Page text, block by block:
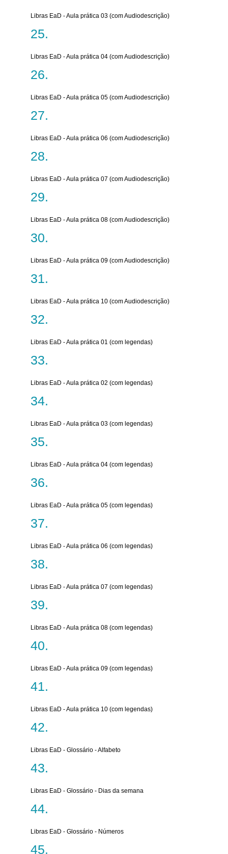
Libras EaD - Aula prática 03 (com Audiodescrição)
Libras EaD - Aula prática 04 (com Audiodescrição)
Libras EaD - Aula prática 05 (com Audiodescrição)
Libras EaD - Aula prática 06 (com Audiodescrição)
Libras EaD - Aula prática 07 (com Audiodescrição)
Libras EaD - Aula prática 08 (com Audiodescrição)
Libras EaD - Aula prática 09 (com Audiodescrição)
Libras EaD - Aula prática 10 (com Audiodescrição)
Libras EaD - Aula prática 01 (com legendas)
Libras EaD - Aula prática 02 (com legendas)
Libras EaD - Aula prática 03 (com legendas)
Libras EaD - Aula prática 04 (com legendas)
Libras EaD - Aula prática 05 (com legendas)
Libras EaD - Aula prática 06 (com legendas)
Libras EaD - Aula prática 07 (com legendas)
Libras EaD - Aula prática 08 (com legendas)
Libras EaD - Aula prática 09 (com legendas)
Libras EaD - Aula prática 10 (com legendas)
Libras EaD - Glossário - Alfabeto
Libras EaD - Glossário - Dias da semana
Libras EaD - Glossário - Números